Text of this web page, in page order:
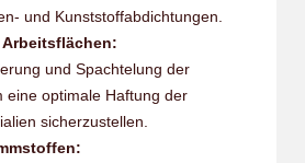
und Kunststoffabdichtungen.
und Spachtelung der
eine optimale Haftung der
sicherzustellen.